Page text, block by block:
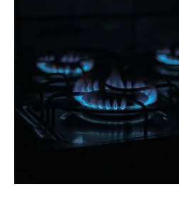
SPORT
ENTREPRISE
MARKETING
SPORT
ENTREPRISE
MARKETING